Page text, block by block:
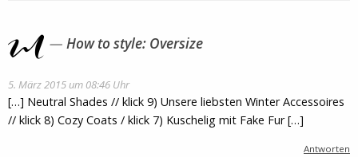
How to style: Oversize
5. März 2015 um 08:46 Uhr
[…] Neutral Shades // klick 9) Unsere liebsten Winter Accessoires
// klick 8) Cozy Coats / klick 7) Kuschelig mit Fake Fur […]
Antworten